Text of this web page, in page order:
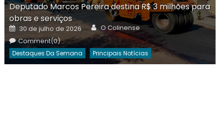
Deputado Marcos Pereira destina R$ 3 milhões para
obras e serviços
Posted
on
30 de julho de 2026 Author
O Colinense
Comment(0)
Destaques Da Semana Principais Notícias